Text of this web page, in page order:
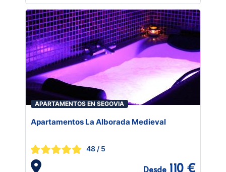
APARTAMENTOS EN SEGOVIA
Apartamentos La Alborada Medieval
48 / 5
Desde 110 €